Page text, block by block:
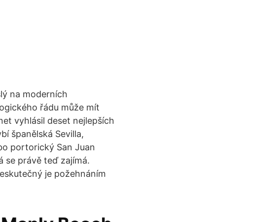
na moderních
řádu může mít
vyhlásil deset nejlepších
španělská Sevilla,
portorický San Juan
se právě teď zajímá.
je požehnáním